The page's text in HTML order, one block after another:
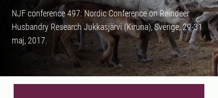
NJF conference 497: Nordic Conference on Reindeer
Husbandry Research Jukkasjärvi (Kiruna), Sverige, 29-31
maj, 2017.